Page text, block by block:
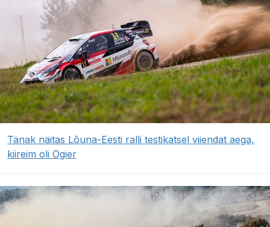
Tänak näitas Lõuna-Eesti ralli testikatsel viiendat aega,
kiireim oli Ogier